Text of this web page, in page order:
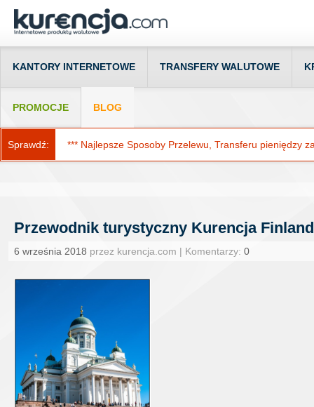
KANTORY INTERNETOWE TRANSFERY WALUTOWE
PROMOCJE BLOG
Sprawdź: *** Najlepsze Sposoby Przelewu, Transferu pieniędzy
Przewodnik turystyczny Kurencja
6 września 2018 przez kurencja.com | Komentarzy: 0